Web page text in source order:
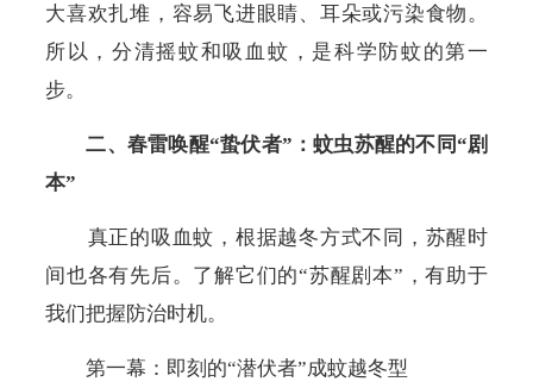
大喜欢扎堆，容易飞进眼睛、耳朵或污染食物。
所以，分清摇蚊和吸血蚊，是科学防蚊的第一
步。
二、春雷唤醒“蛰伏者”：蚊虫苏醒的不同“剧
本”
真正的吸血蚊，根据越冬方式不同，苏醒时
间也各有先后。了解它们的“苏醒剧本”，有助于
我们把握防治时机。
第一幕：即刻的“潜伏者”成蚊越冬型